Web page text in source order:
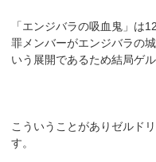
「エンジバラの吸血鬼」は
罪メンバーがエンジバラの
いう展開であるため結局ゲ
こういうことがありゼルド
す。